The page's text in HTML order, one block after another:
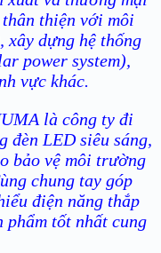
thiện với môi
dựng hệ thống
power system),
vực khác.
là công ty đi
đèn LED siêu sáng,
bảo vệ môi trường
chung tay góp
điện năng thắp
phẩm tốt nhất cung